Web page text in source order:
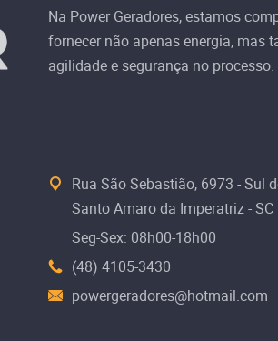
Na Power Geradores, estamos
fornecer não apenas energia, mas
agilidade e segurança no processo.
Rua São Sebastião, 6973 - Sul
Santo Amaro da Imperatriz - SC
Seg-Sex: 08h00-18h00
(48) 4105-3430
powergeradores@hotmail.com